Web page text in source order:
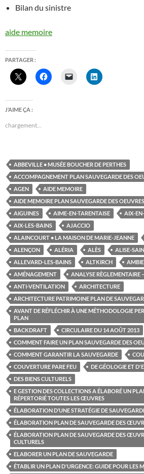
Bilan du sinistre
aide memoire
PARTAGER :
J’AIME ÇA :
chargement…
ABBEVILLE • MUSÉE BOUCHER DE PERTHES
ACCOMPAGNEMENT PLAN SAUVEGARDE DES
AGEN
AIDE MEMOIRE
AIDE MEMOIRE PLAN SAUVEGARDE DES OEUVRES
AIGUINES
AIME-EN-TARENTAISE
AIX-
AIX-LES-BAINS
AJACCIO
ALAINCOURT • LA MAISON DE MARIE-JEANNE
ALENÇON
ALÉRIA ALÈS ALISE-
ALLEVARD-LES-BAINS
ALTKIRCH
AMÉNAGEMENT
ANALYSE RÈGLEMENTAIRE
ANTI-VENTILATION
ARCHITECTURE
ARCHITECTURE PATRIMOINE PLAN DE
AVANT DE RÉFLÉCHIR À UNE MÉTHODOLOGIE
PLAN
BACKDRAFT
CIRCULAIRE DU 14 AOÛT 2013
COMMENT FAIRE UN PLAN SAUVEGARDE DES
COMMENT GARANTIR LA SAUVEGARDE
COUVERTURE PARE FEU
DE GÉOLOGIE ET
DES BIENS CULTURELS
E GESTION DES COLLECTIONS A ÉLABORÉ UN
RÉPERTORIÉ TOUTES LES ŒUVRES
ÉLABORATION D’UNE STRATÉGIE DE
ÉLABORATION PLAN DE SAUVEGARDE DES
ÉLABORATION PLAN DE SAUVEGARDE DES
CULTURELS
ELABORER UN PLAN DE SAUVEGARDE
ÉTABLIR UN PLAN D'URGENCE: GUIDE POUR LES